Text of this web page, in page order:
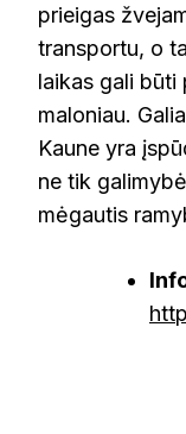
prieigas
transportu, o
laikas gali būti
maloniau.
Kaune yra
ne tik
mėgautis